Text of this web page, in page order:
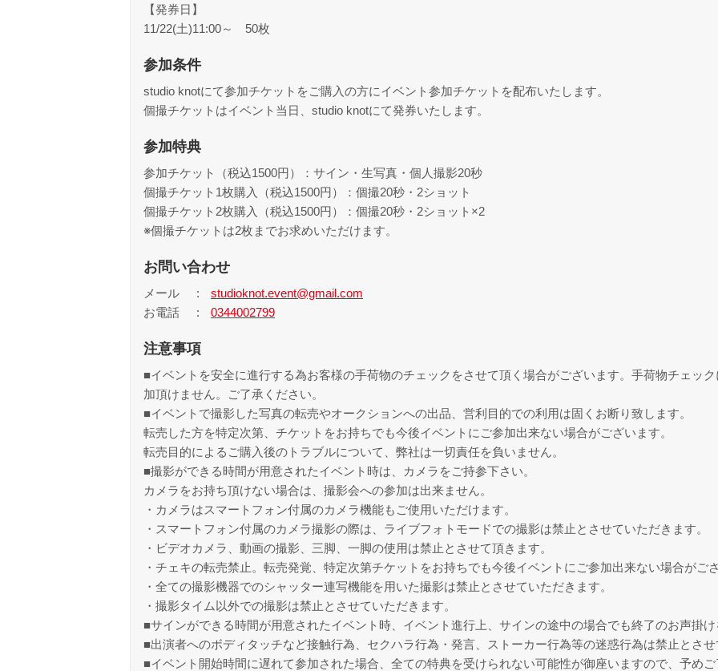
【発券日】
11/22(土)11:00～ 50枚
参加条件
studio knotにて参加チケットをご購入の方にイベント参加チケットを配布いたします。
個撮チケットはイベント当日、studio knotにて発券いたします。
参加特典
参加チケット（税込1500円）：サイン・生写真・個人撮影20秒
個撮チケット1枚購入（税込1500円）：個撮20秒・2ショット
個撮チケット2枚購入（税込1500円）：個撮20秒・2ショット×2
※個撮チケットは2枚までお求めいただけます。
お問い合わせ
メール
studioknot.event@gmail.com
お電話
0344002799
注意事項
■イベントを安全に進行する為お客様の手荷物のチェックをさせて頂く場合がございます。手荷物チェッ
加頂けません。ご了承ください。
■イベントで撮影した写真の転売やオークションへの出品、営利目的での利用は固くお断り致します。
転売した方を特定次第、チケットをお持ちでも今後イベントにご参加出来ない場合がございます。
転売目的によるご購入後のトラブルについて、弊社は一切責任を負いません。
■撮影ができる時間が用意されたイベント時は、カメラをご持参下さい。
カメラをお持ち頂けない場合は、撮影会への参加は出来ません。
・カメラはスマートフォン付属のカメラ機能もご使用いただけます。
・スマートフォン付属のカメラ撮影の際は、ライブフォトモードでの撮影は禁止とさせていただきます。
・ビデオカメラ、動画の撮影、三脚、一脚の使用は禁止とさせて頂きます。
・チェキの転売禁止。転売発覚、特定次第チケットをお持ちでも今後イベントにご参加出来ない場合がご
・全ての撮影機器でのシャッター連写機能を用いた撮影は禁止とさせていただきます。
・撮影タイム以外での撮影は禁止とさせていただきます。
■サインができる時間が用意されたイベント時、イベント進行上、サインの途中の場合でも終了のお声掛
■出演者へのボディタッチなど接触行為、セクハラ行為・発言、ストーカー行為等の迷惑行為は禁止とさ
■イベント開始時間に遅れて参加された場合、全ての特典を受けられない可能性が御座いますので、予め